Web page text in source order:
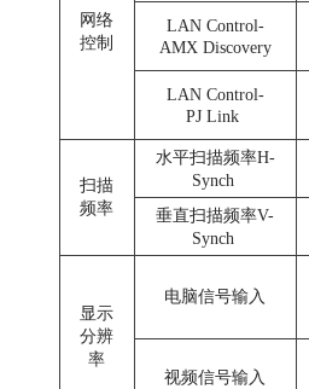
网络
控制
LAN Control-
AMX Discovery
LAN Control-
PJ Link
扫描
频率
水平扫描频率H-
Synch
垂直扫描频率V-
Synch
显示
分辨
率
电脑信号输入
视频信号输入